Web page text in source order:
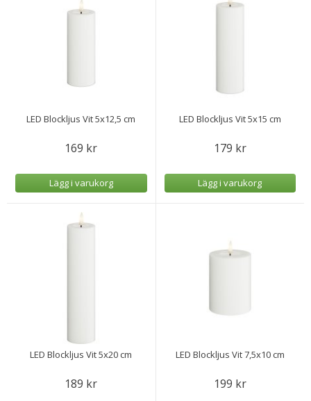
LED Blockljus Vit 5x12,5 cm
169 kr
Lägg i varukorg
LED Blockljus Vit 5x15 cm
179 kr
Lägg i varukorg
LED Blockljus Vit 5x20 cm
189 kr
LED Blockljus Vit 7,5x10 cm
199 kr